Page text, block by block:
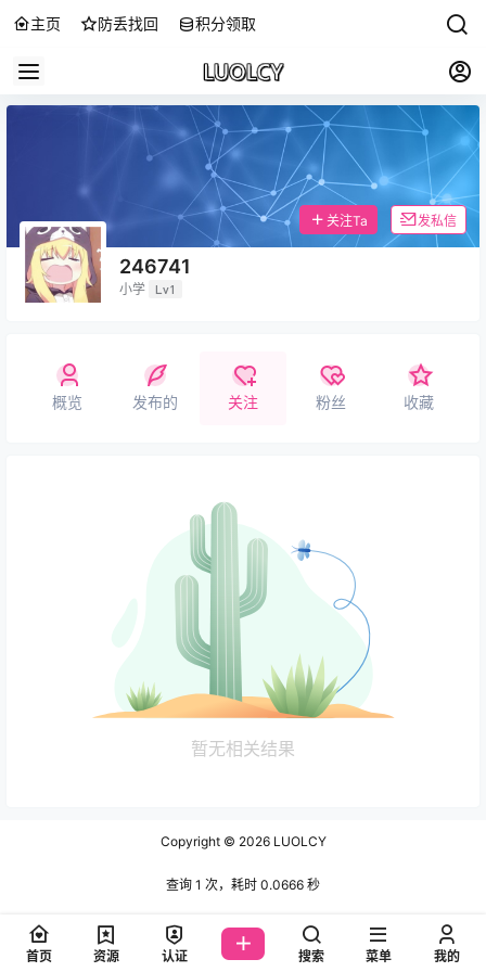
主页 防丢找回 积分领取
246741
小学 Lv1
关注Ta 发私信
概览 发布的 关注 粉丝 收藏
暂无相关结果
Copyright © 2026LUOLCY
查询 1 次，耗时 0.0666 秒
首页 资源 认证 搜索 菜单 我的